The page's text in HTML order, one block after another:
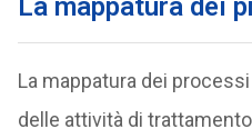
La mappatura dei
La mappatura dei
delle attività di trattamento